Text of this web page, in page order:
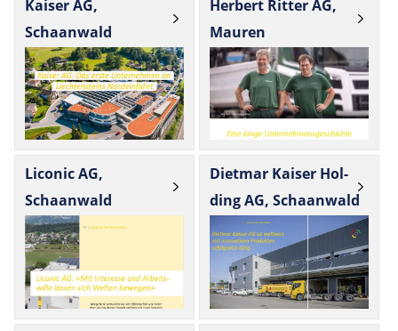
Kaiser AG,
Schaanwald
Her­bert Ritter AG,
Mauren
Liconic AG,
Schaanwald
Dietmar Kaiser Hol­
ding AG, Schaanwald